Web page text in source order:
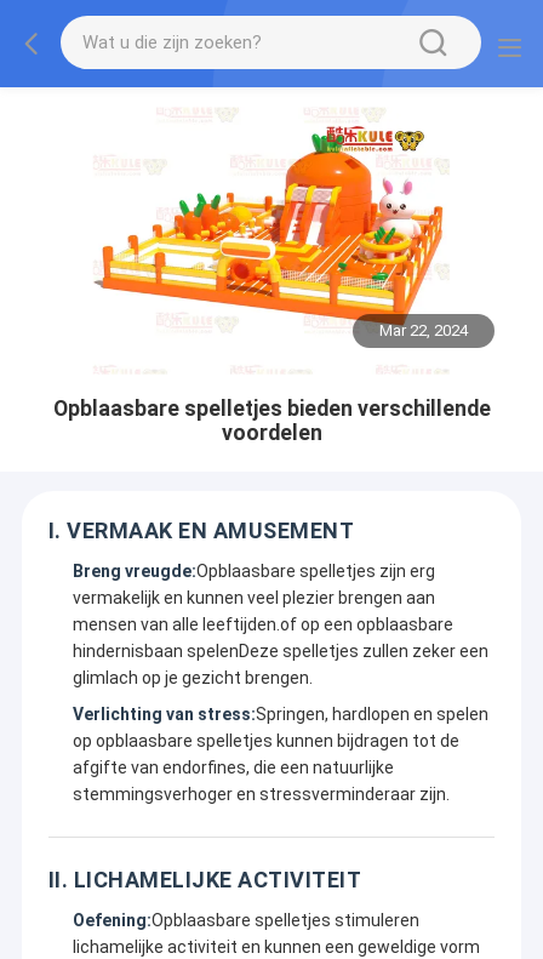
Mar 22, 2024
Opblaasbare spelletjes bieden verschillende
voordelen
I. VERMAAK EN AMUSEMENT
Breng vreugde:Opblaasbare spelletjes zijn erg
vermakelijk en kunnen veel plezier brengen aan
mensen van alle leeftijden.of op een opblaasbare
hindernisbaan spelenDeze spelletjes zullen zeker een
glimlach op je gezicht brengen.
Verlichting van stress:Springen, hardlopen en spelen
op opblaasbare spelletjes kunnen bijdragen tot de
afgifte van endorfines, die een natuurlijke
stemmingsverhoger en stressverminderaar zijn.
II. LICHAMELIJKE ACTIVITEIT
Oefening:Opblaasbare spelletjes stimuleren
lichamelijke activiteit en kunnen een geweldige vorm